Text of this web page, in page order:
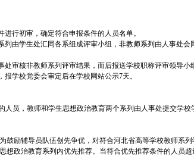
行初审，确定符合申报条件的人员名单。
由学生处汇同各系组成评审小组，非教师系列由人事处
审核非教师系列评审结果，而后报送学校职称评审领导小
学校党委会审定后在学校网站公示7天。
员，教师和学生思想政治教育两个系列由人事处提交学
励辅导员队伍创先争优，对符合河北省高等学校教师系
政治教育系列内优先推荐。当符合优先推荐条件的人员超